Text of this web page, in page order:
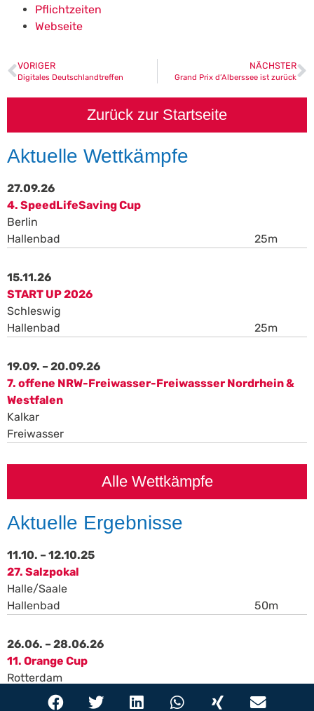
Pflichtzeiten
Webseite
VORIGER
Digitales Deutschlandtreffen
NÄCHSTER
Grand Prix d’Alberssee ist zurück
Zurück zur Startseite
Aktuelle Wettkämpfe
27.09.26
4. SpeedLifeSaving Cup
Berlin
Hallenbad
25m
15.11.26
START UP 2026
Schleswig
Hallenbad
25m
19.09. – 20.09.26
7. offene NRW-Freiwasser-Freiwassser Nordrhein &
Westfalen
Kalkar
Freiwasser
Alle Wettkämpfe
Aktuelle Ergebnisse
11.10. – 12.10.25
27. Salzpokal
Halle/Saale
Hallenbad
50m
26.06. – 28.06.26
11. Orange Cup
Rotterdam
Hallenbad
50m